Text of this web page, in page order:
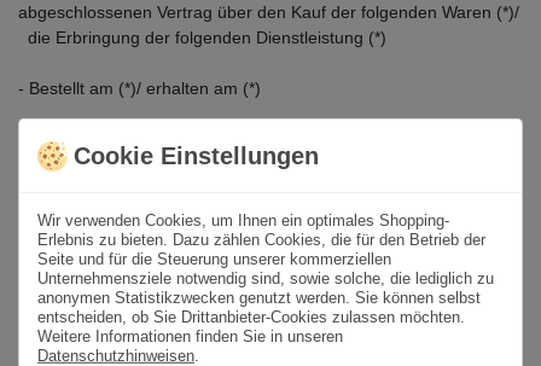
abgeschlossenen Vertrag über den Kauf der folgenden Waren (*)/
die Erbringung der folgenden Dienstleistung (*)
- Bestellt am (*)/ erhalten am (*)
- Name des/ der Verbraucher(s)
- Anschrift des/ der Verbraucher(s)
Papier)
- Datum
(*) Unzutreffendes streichen.
Cookie Einstellungen
Wir verwenden Cookies, um Ihnen ein optimales Shopping-
Erlebnis zu bieten. Dazu zählen Cookies, die für den Betrieb der
Seite und für die Steuerung unserer kommerziellen
Unternehmensziele notwendig sind, sowie solche, die lediglich zu
anonymen Statistikzwecken genutzt werden. Sie können selbst
entscheiden, ob Sie Drittanbieter-Cookies zulassen möchten.
Weitere Informationen finden Sie in unseren
Datenschutzhinweisen